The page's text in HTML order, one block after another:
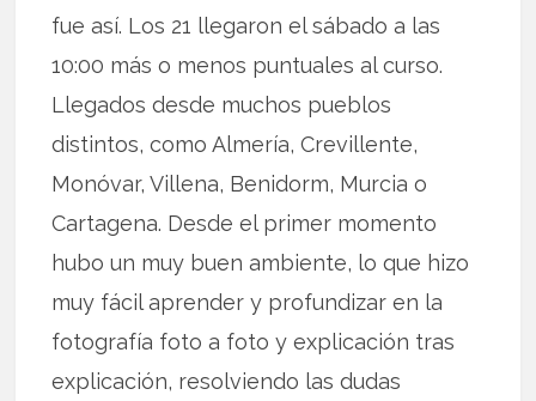
fue así. Los 21 llegaron el sábado a las
10:00 más o menos puntuales al curso.
Llegados desde muchos pueblos
distintos, como Almería, Crevillente,
Monóvar, Villena, Benidorm, Murcia o
Cartagena. Desde el primer momento
hubo un muy buen ambiente, lo que hizo
muy fácil aprender y profundizar en la
fotografía foto a foto y explicación tras
explicación, resolviendo las dudas